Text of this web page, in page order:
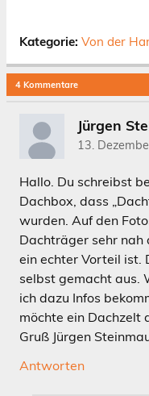
Kategorie: Von der
4 Kommentare
Jürgen
13.
Hallo. Du schreibst
Dachbox, dass
wurden. Auf den
Dachträger sehr
ein echter Vorteil ist.
selbst gemacht aus.
ich dazu Infos
möchte ein Dachzelt
Gruß Jürgen
Antworten